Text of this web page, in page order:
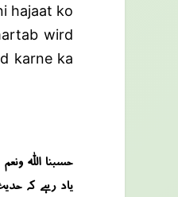
hajaat ko
wird
karne ka